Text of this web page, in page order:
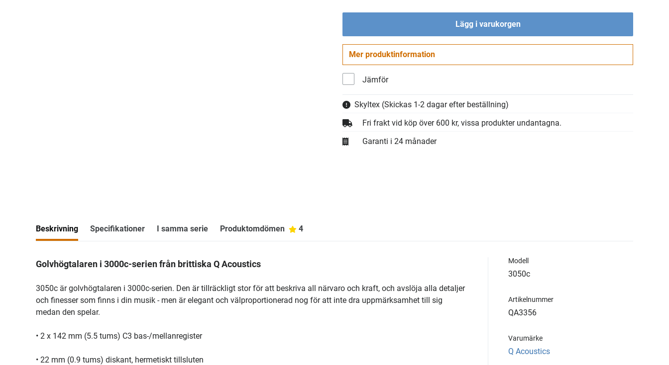
Lägg i varukorgen
Mer produktinformation
Jämför
Skyltex (Skickas 1-2 dagar efter beställning)
Fri frakt vid köp över 600 kr, vissa produkter undantagna.
Garanti i 24 månader
Beskrivning Specifikationer I samma serie Produktomdömen 4
Golvhögtalaren i 3000c-serien från brittiska Q Acoustics
3050c är golvhögtalaren i 3000c-serien. Den är tillräckligt stor för att beskriva all närvaro och kraft, och avslöja alla detaljer
och finesser som finns i din musik - men är elegant och välproportionerad nog för att inte dra uppmärksamhet till sig
medan den spelar.
• 2 x 142 mm (5.5 tums) C3 bas-/mellanregister
• 22 mm (0.9 tums) diskant, hermetiskt tillsluten
Modell
3050c
Artikelnummer
QA3356
Varumärke
Q Acoustics